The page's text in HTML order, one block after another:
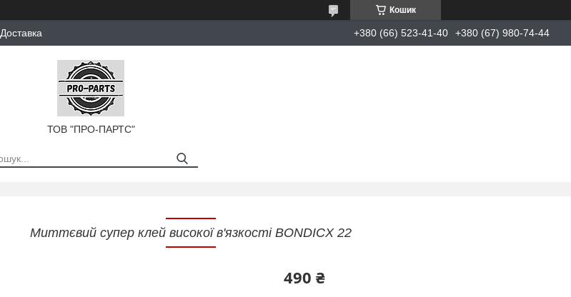
Кошик
Доставка +380 (66) 523-41-40 +380 (67) 980-74-44
ТОВ "ПРО-ПАРТС"
Миттєвий супер клей високої в'язкості BONDICX 22
490 ₴